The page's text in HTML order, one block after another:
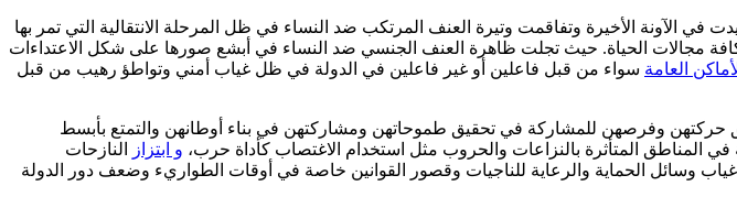
الآونة الأخيرة وتفاقمت وتيرة العنف المرتكب ضد النساء في ظل المرحلة الانتقالية التي تمر بها
مجالات الحياة. حيث تجلت ظاهرة العنف الجنسي ضد النساء في أبشع صورها على شكل الاعتداءات
العامة سواء من قبل فاعلين أو غير فاعلين في الدولة في ظل غياب أمني وتواطؤ رهيب من قبل
وفرصهن للمشاركة في تحقيق طموحاتهن ومشاركتهن في بناء أوطانهن والتمتع بأبسط
المناطق المتأثرة بالنزاعات والحروب مثل استخدام الاغتصاب كأداة حرب، و ابتزاز
النازحات
وسائل الحماية والرعاية للناجيات وقصور القوانين خاصة في أوقات الطواريء وضعف دور الدولة